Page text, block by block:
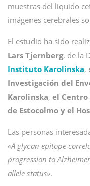
muestras del líquido
imágenes cerebrales
El estudio ha sido
Lars Tjernberg, de la
Instituto Karolinska,
Investigación del
Karolinska, el Centro
de Estocolmo y el
Las personas
«A glycan epitope
progression to
allele status».